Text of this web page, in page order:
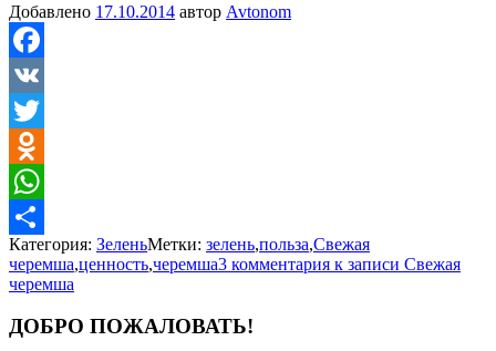
Добавлено 17.10.2014 автор Avtonom
Facebook
VK
Twitter
Odnoklassniki
WhatsApp
Отправить
Категория: ЗеленьМетки: зелень,польза,Свежая
черемша,ценность,черемша3 комментария к записи Свежая
черемша
ДОБРО ПОЖАЛОВАТЬ!